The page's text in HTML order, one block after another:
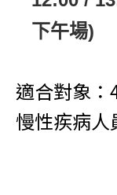
下午場)
適合對象：
慢性疾病